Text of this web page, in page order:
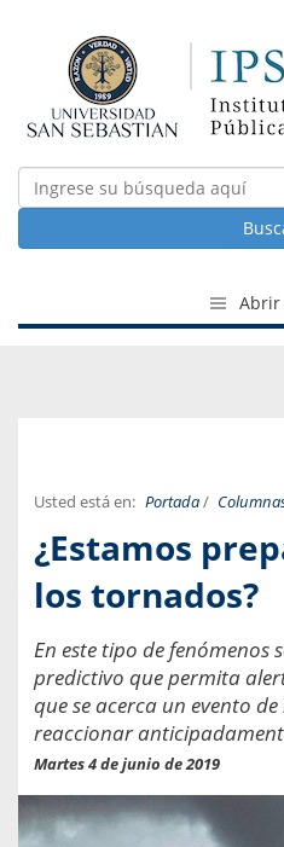
Abrir
Usted está en: Portada/
¿Estamos
los tornados?
En este tipo de fenómenos
predictivo que permita
que se acerca un evento
reaccionar
Martes 4 de junio de 2019